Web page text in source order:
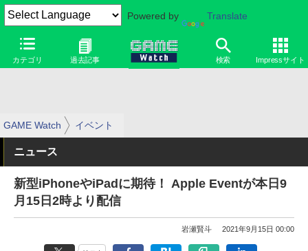
Powered by Translate
カテゴリ 過去記事 検索 Impressサイト
GAME Watch イベント
ニュース
新型iPhoneやiPadに期待！ Apple Eventが本日9
月15日2時より配信
岩瀬賢斗 2021年9月15日 00:00